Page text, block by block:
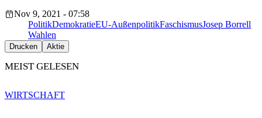
Nov 9, 2021 - 07:58
PolitikDemokratieEU-AußenpolitikFaschismusJosep Borrell
Wahlen
Drucken Aktie
MEIST GELESEN
WIRTSCHAFT